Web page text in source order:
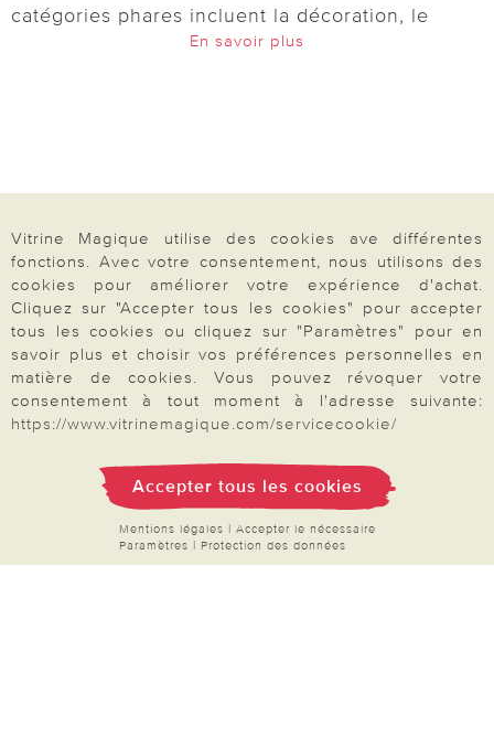
catégories phares incluent la décoration, le
jardin, l’entretien, la cuisine, le bien-être et
outils pour le micro-ondes et bien d’autres
proposons une sélection d’accessoires pour le
bien-être quotidien: soins pour les mains et les
pieds, articles de bain, objets relaxants et petits
équipements pour se sentir bien au quotidien.
Notre sélection de mode pour femmes séduit par
sa praticité et son style confortable, idéal pour
toutes les saisons. Commandez facilement et en
toute sécurité par carte bancaire, PayPal ou par
chèque. Naviguez dans nos catégories
thématiques, enrichies régulièrement de
nouveautés à découvrir.Produits à découvrir en
En savoir plus
Votre commande
Mon compte
Vitrine Magique utilise des cookies ave différentes
fonctions. Avec votre consentement, nous utilisons des
cookies pour améliorer votre expérience d'achat.
Cliquez sur "Accepter tous les cookies" pour accepter
tous les cookies ou cliquez sur "Paramètres" pour en
savoir plus et choisir vos préférences personnelles en
matière de cookies. Vous pouvez révoquer votre
consentement à tout moment à l'adresse suivante:
https://www.vitrinemagique.com/servicecookie/
Accepter tous les cookies
Mentions légales | Accepter le nécessaire
Paramètres | Protection des données